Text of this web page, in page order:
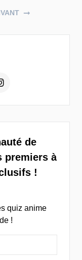
de
premiers à
!
quiz anime
!